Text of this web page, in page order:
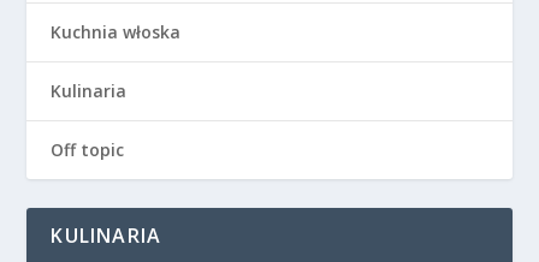
Kuchnia włoska
Kulinaria
Off topic
KULINARIA